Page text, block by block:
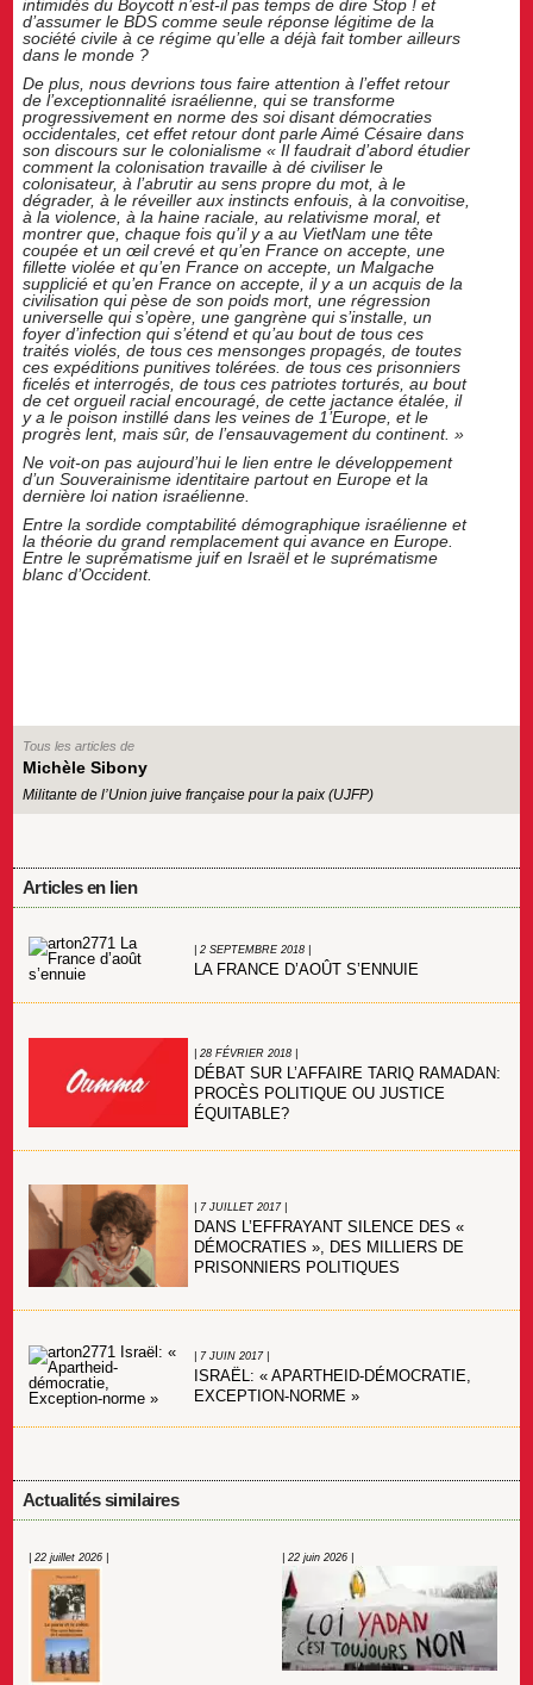
intimidés du Boycott n’est-il pas temps de dire Stop ! et
d’assumer le BDS comme seule réponse légitime de la
société civile à ce régime qu’elle a déjà fait tomber ailleurs
dans le monde ?
De plus, nous devrions tous faire attention à l’effet retour
de l’exceptionnalité israélienne, qui se transforme
progressivement en norme des soi disant démocraties
occidentales, cet effet retour dont parle Aimé Césaire dans
son discours sur le colonialisme « Il faudrait d’abord étudier
comment la colonisation travaille àdé civiliser le
colonisateur, à l’abrutir au sens propre du mot, à le
dégrader, à le réveiller aux instincts enfouis, à la convoitise,
à la violence, à la haine raciale, au relativisme moral, et
montrer que, chaque fois qu’il y a au VietNam une tête
coupée et un œil crevé et qu’en France on accepte, une
fillette violée et qu’en France on accepte, un Malgache
supplicié et qu’en France on accepte, il y a un acquis de la
civilisation qui pèse de son poids mort, une régression
universelle qui s’opère, une gangrène qui s’installe, un
foyer d’infection qui s’étend et qu’au bout de tous ces
traités violés, de tous ces mensonges propagés, de toutes
ces expéditions punitives tolérées. de tous ces prisonniers
ficelés et interrogés, de tous ces patriotes torturés, au bout
de cet orgueil racial encouragé, de cette jactance étalée, il
y a le poison instillé dans les veines de 1’Europe, et le
progrès lent, mais sûr, de l’ensauvagementdu continent. »
Ne voit-on pas aujourd’hui le lien entre le développement
d’un Souverainisme identitaire partout en Europe et la
dernière loi nation israélienne.
Entre la sordide comptabilité démographique israélienne et
la théorie du grand remplacement qui avance en Europe.
Entre le suprématisme juif en Israël et le suprématisme
blanc d’Occident.
Tous les articles de
Michèle Sibony
Militante de l’Union juive française pour la paix (UJFP)
Articles en lien
| 2 SEPTEMBRE 2018 |
LA FRANCE D’AOÛT S’ENNUIE
| 28 FÉVRIER 2018 |
DÉBAT SUR L’AFFAIRE TARIQ RAMADAN:
PROCÈS POLITIQUE OU JUSTICE
ÉQUITABLE?
| 7 JUILLET 2017 |
DANS L’EFFRAYANT SILENCE DES «
DÉMOCRATIES », DES MILLIERS DE
PRISONNIERS POLITIQUES
| 7 JUIN 2017 |
ISRAËL: « APARTHEID-DÉMOCRATIE,
EXCEPTION-NORME »
Actualités similaires
| 22 juillet 2026 | | 22 juin 2026 |